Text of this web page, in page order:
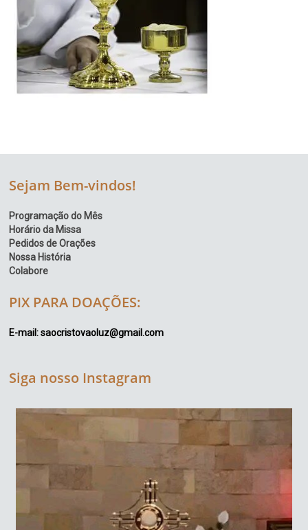
Sejam Bem-vindos!
Programação do Mês
Horário da Missa
Pedidos de Orações
Nossa História
Colabore
PIX PARA DOAÇÕES:
E-mail: saocristovaoluz@gmail.com
Siga nosso Instagram